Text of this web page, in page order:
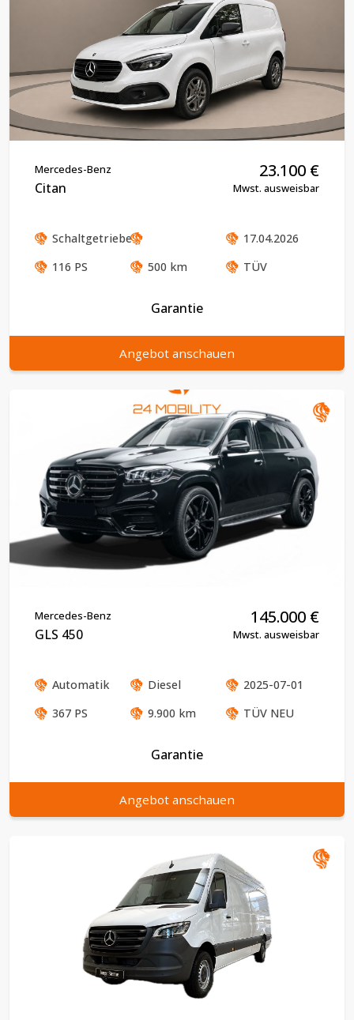
Mercedes-Benz
Citan
23.100 €
Mwst. ausweisbar
Schaltgetriebe
17.04.2026
116 PS 500 km TÜV
Garantie
Angebot anschauen
Mercedes-Benz
GLS 450
145.000 €
Mwst. ausweisbar
Automatik Diesel
2025-07-01
367 PS 9.900 km TÜV NEU
Garantie
Angebot anschauen